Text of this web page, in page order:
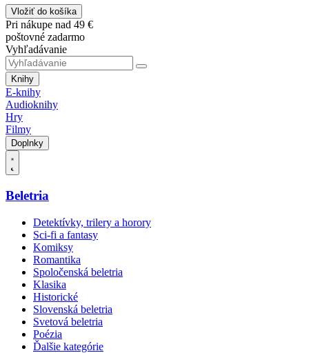
Vložiť do košíka
Pri nákupe nad 49 €
poštovné zadarmo
Vyhľadávanie
Knihy
E-knihy
Audioknihy
Hry
Filmy
Doplnky
Beletria
Detektívky, trilery a horory
Sci-fi a fantasy
Komiksy
Romantika
Spoločenská beletria
Klasika
Historické
Slovenská beletria
Svetová beletria
Poézia
Ďalšie kategórie